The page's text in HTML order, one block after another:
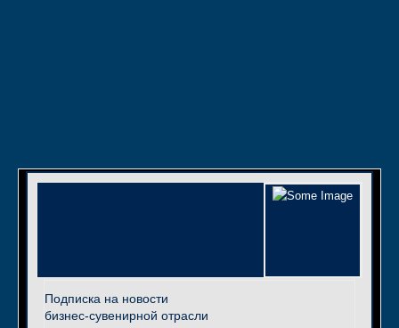
Подписка на новости
бизнес-сувенирной отрасли